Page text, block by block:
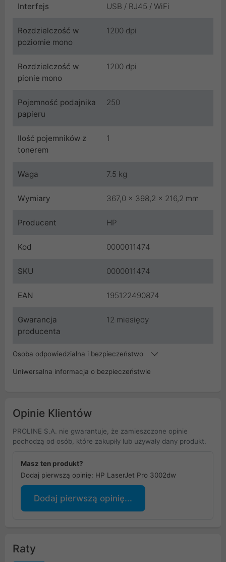
Interfejs USB / RJ45 / WiFi
Rozdzielczość w
poziomie mono
1200 dpi
Rozdzielczość w
pionie mono
1200 dpi
Pojemność podajnika
papieru
250
Ilość pojemników z
tonerem
1
Waga 7.5 kg
Wymiary 367,0 x 398,2 x 216,2 mm
Producent HP
Kod 0000011474
SKU 0000011474
EAN 195122490874
Gwarancja
producenta
12 miesięcy
Osoba odpowiedzialna i bezpieczeństwo
Uniwersalna informacja o bezpieczeństwie
Opinie Klientów
PROLINE S.A. nie gwarantuje, że zamieszczone opinie
pochodzą od osób, które zakupiły lub używały dany produkt.
Masz ten produkt?
Dodaj pierwszą opinię: HP LaserJet Pro 3002dw
Dodaj pierwszą opinię...
Raty